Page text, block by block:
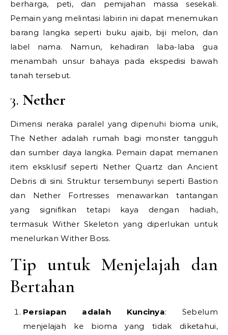
berharga, peti, dan pemijahan massa sesekali.
Pemain yang melintasi labirin ini dapat menemukan
barang langka seperti buku ajaib, biji melon, dan
label nama. Namun, kehadiran laba-laba gua
menambah unsur bahaya pada ekspedisi bawah
tanah tersebut.
3. Nether
Dimensi neraka paralel yang dipenuhi bioma unik,
The Nether adalah rumah bagi monster tangguh
dan sumber daya langka. Pemain dapat memanen
item eksklusif seperti Nether Quartz dan Ancient
Debris di sini. Struktur tersembunyi seperti Bastion
dan Nether Fortresses menawarkan tantangan
yang signifikan tetapi kaya dengan hadiah,
termasuk Wither Skeleton yang diperlukan untuk
menelurkan Wither Boss.
Tip untuk Menjelajah dan
Bertahan
Persiapan adalah Kuncinya: Sebelum
menjelajah ke bioma yang tidak diketahui,